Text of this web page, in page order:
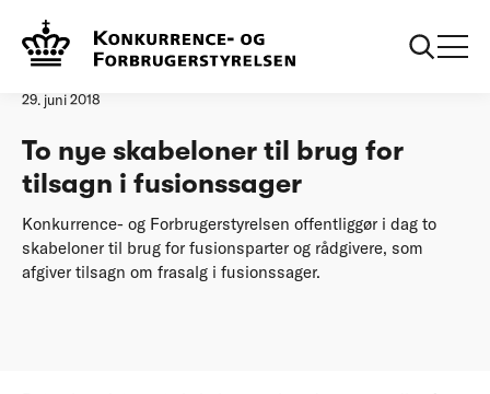
Forside
29. juni 2018
To nye skabeloner til brug for
tilsagn i fusionssager
Konkurrence- og Forbrugerstyrelsen offentliggør i dag to
skabeloner til brug for fusionsparter og rådgivere, som
afgiver tilsagn om frasalg i fusionssager.